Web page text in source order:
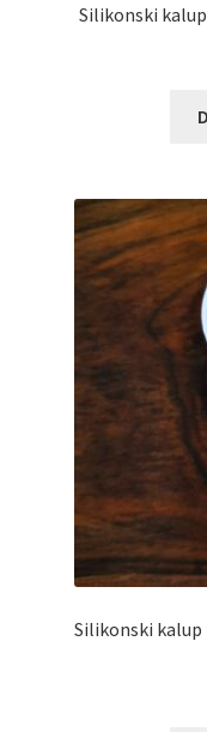
Silikonski
Silikonski kalup